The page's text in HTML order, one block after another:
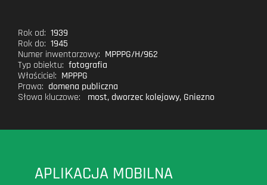
Rok od: 1939
Rok do: 1945
Numer inwentarzowy: MPPPG/H/962
Typ obiektu: fotografia
Właściciel: MPPPG
Prawa: domena publiczna
Słowa kluczowe:
most, dworzec kolejowy, Gniezno
APLIKACJA MOBILNA